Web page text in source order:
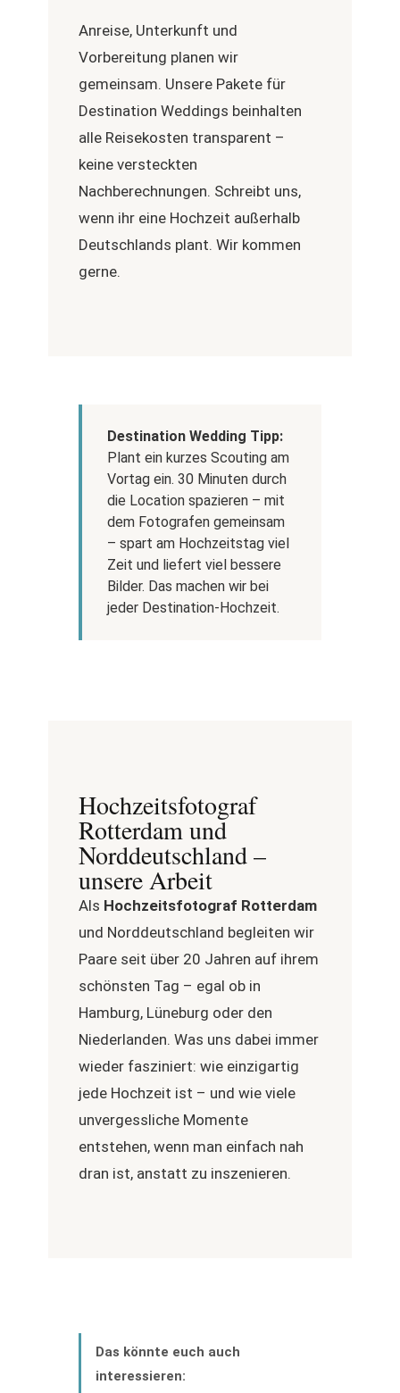
Anreise, Unterkunft und
Vorbereitung planen wir
gemeinsam. Unsere Pakete für
Destination Weddings beinhalten
alle Reisekosten transparent –
keine versteckten
Nachberechnungen. Schreibt uns,
wenn ihr eine Hochzeit außerhalb
Deutschlands plant. Wir kommen
gerne.
Destination Wedding Tipp:
Plant ein kurzes Scouting am
Vortag ein. 30 Minuten durch
die Location spazieren – mit
dem Fotografen gemeinsam
– spart am Hochzeitstag viel
Zeit und liefert viel bessere
Bilder. Das machen wir bei
jeder Destination-Hochzeit.
Hochzeitsfotograf
Rotterdam und
Norddeutschland –
unsere Arbeit
Als Hochzeitsfotograf Rotterdam
und Norddeutschland begleiten wir
Paare seit über 20 Jahren auf ihrem
schönsten Tag – egal ob in
Hamburg, Lüneburg oder den
Niederlanden. Was uns dabei immer
wieder fasziniert: wie einzigartig
jede Hochzeit ist – und wie viele
unvergessliche Momente
entstehen, wenn man einfach nah
dran ist, anstatt zu inszenieren.
Das könnte euch auch
interessieren: